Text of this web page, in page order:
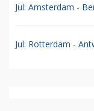
Jul: Amsterdam -
Jul: Rotterdam -